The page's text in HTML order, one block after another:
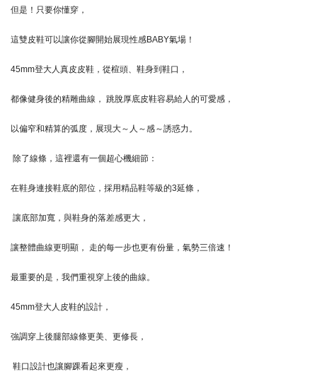
但是！只要你懂穿，
這雙皮鞋可以讓你從腳開始展現性感BABY氣場！
45mm登大人真皮皮鞋，從楦頭、鞋身到鞋口，
都像健身後的精雕曲線， 跳脫厚底皮鞋容易給人的可愛感，
以偏窄和精算的弧度，展現大～ 人～感～誘惑力。
除了線條，這裡還有一個超心機細節：
在鞋身連接鞋底的部位， 採用精品鞋等級的3延條，
讓底部加寬，與鞋身的落差感更大，
讓整體曲線更明顯， 走的每一步也更有份量，氣勢三倍速！
最重要的是，我們重視穿上後的曲線。
45mm登大人皮鞋的設計，
強調穿上後腿部線條更美、更修長，
鞋口設計也讓腳踝看起來更瘦，